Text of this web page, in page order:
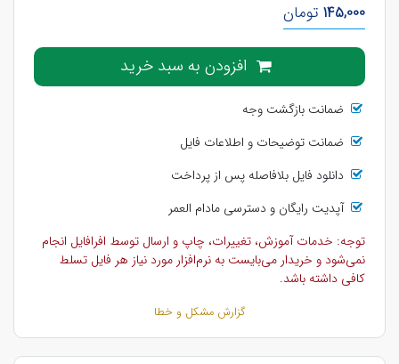
145,000 تومان
افزودن به سبد خرید
ضمانت بازگشت وجه
ضمانت توضیحات و اطلاعات فایل
دانلود فایل بلافاصله پس از پرداخت
آپدیت رایگان و دسترسی مادام العمر
توجه: خدمات آموزش، تغییرات، چاپ و ارسال توسط افرافایل انجام
نمی‌شود و خریدار می‌بایست به نرم‌افزار مورد نیاز هر فایل تسلط
کافی داشته باشد.
گزارش مشکل و خطا